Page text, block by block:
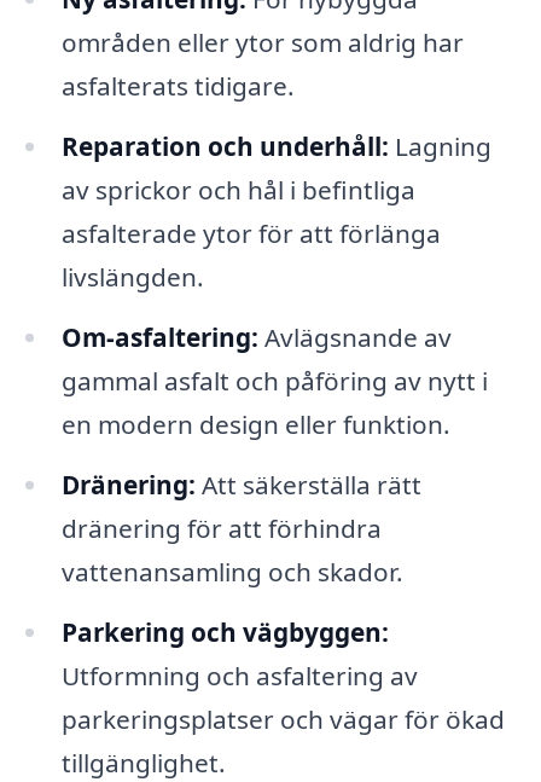
områden eller ytor som aldrig har
asfalterats tidigare.
Reparation och underhåll: Lagning
av sprickor och hål i befintliga
asfalterade ytor för att förlänga
livslängden.
Om-asfaltering: Avlägsnande av
gammal asfalt och påföring av nytt i
en modern design eller funktion.
Dränering: Att säkerställa rätt
dränering för att förhindra
vattenansamling och skador.
Parkering och vägbyggen:
Utformning och asfaltering av
parkeringsplatser och vägar för ökad
tillgänglighet.